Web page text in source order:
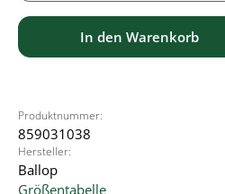
In den Warenkorb
Produktnummer:
859031038
Hersteller:
Ballop
Größentabelle